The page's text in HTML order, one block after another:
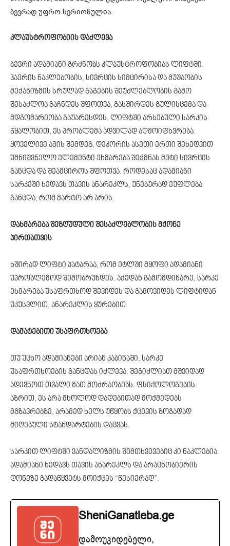
ბევრად უფრო სერიოზულია.
კლაუსტროფობიის დაძლევა
ბევრი ადამიანი გრძნობს კლაუსტროფობიას ლიფტში.
ჰაერის ნაკლებობის, სივრცის სიმცირისა და მუშაობის
მექანიზმის სრულად გაგების შეუძლებლობის გამო
შესაძლოა გაჩნდეს შფოთვა, გახშირდეს გულისცემა და
მდგომარეობა გაუარესდეს. ლიფტში არსებული სარკის
წყალობით, ეს პრობლემა ადვილად აღმოიფხვრება.
ყოველივე ამის შემდეგ, დეკორის ასეთი ერთი შეხედვით
უმნიშვნელო ელემენტი ეხმარება შექმნას მეტი სივრცის
განცდა და შეამციროს შფოთვა. როდესაც ადამიანი
სარკეში ხედავს თავის ანარეკლს, უნებურად ეუფლება
განცდა, რომ მარტო არ არის.
დახმარება შეზღუდული შესაძლებლობის მქონე
პირთათვის
ხშირად ლიფტი პატარაა, რომ ეტლში მყოფი ადამიანი
უპრობლემოდ შემობრუნდეს. აქედან გამომდინარე, სარკე
ეხმარება უსაფრთხოდ შევიდეს და გამოვიდეს ლიფტიდან
უკუსვლით, ანარეკლის ყურებით.
დამატებითი უსაფრთხოება
თუ უცხო ადამიანები არიან კაბინაში, სარკე
უსაფრთხოების განცდას იძლევა. შეგიძლიათ მშვიდად
ადევნოთ თვალი მათ მოძრაობებს. ფსიქოლოგების
აზრით, ეს არა მხოლოდ დადებითად მოქმედებს
მგზავრებზე, არამედ ხელს უწყობს ქცევის ზოგადად
მიღებული სტანდარტების დაცვას.
სარკით ლიფტში ვანდალიზმის შემთხვევებიც კი ნაკლებია.
ადამიანი ხედავს თავის ანარეკლს და არაცნობიერის
დონეზე გადაწყვეტს მოიქცეს “წესიერად”.
SheniGanatleba.ge
დამოუკიდებელი,